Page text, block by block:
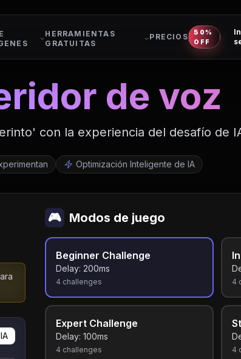
HERRAMIENTAS
GRATUITAS
PRECIOS
50%
OFF
de voz
con la experiencia del desafío de
Optimización Inteligente de IA
🎮 Modos de juego
Beginner Challenge
Delay: 200ms
4 challenges 4
Expert Challenge
Delay: 100ms
4 challenges 4